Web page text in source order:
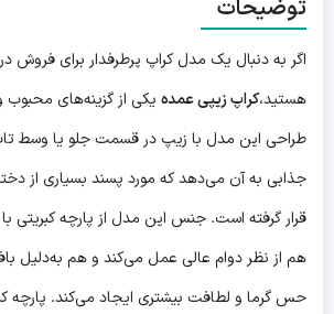
توضیحات
اگر به دنبال یک مدل کراپ پرطرفدار برای فروش
هستید،کراپ زیپی عمده یکی از گزینه‌های محبوب
طراحی این مدل با زیپ در قسمت جلو یا وسط
جذابی به آن می‌دهد که مورد پسند بسیاری از
قرار گرفته است. جنس این مدل از پارچه کبریتی
هم از نظر دوام عالی عمل می‌کند و هم به‌دلیل
حس گرما و لطافت بیشتری ایجاد می‌کند. پارچه